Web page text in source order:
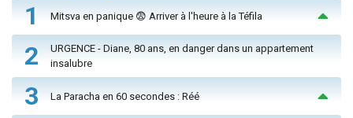
1 Mitsva en panique 😨 Arriver à l'heure à la Téfila
2
URGENCE - Diane, 80 ans, en danger dans un appartement
insalubre
3 La Paracha en 60 secondes : Réé